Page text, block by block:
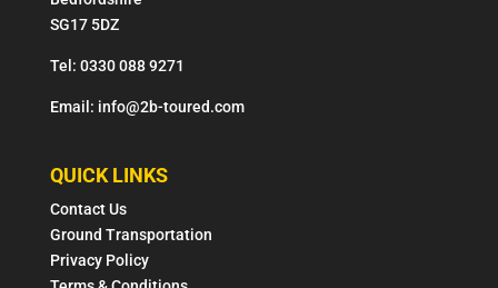
SG17 5DZ
Tel: 0330 088 9271
Email: info@2b-toured.com
QUICK LINKS
Contact Us
Ground Transportation
Privacy Policy